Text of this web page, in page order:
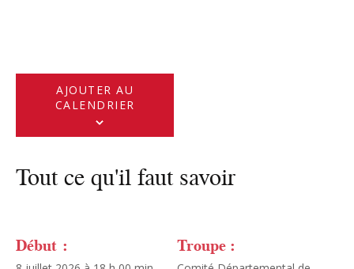
AJOUTER AU
CALENDRIER
Tout ce qu'il faut savoir
Début : Troupe :